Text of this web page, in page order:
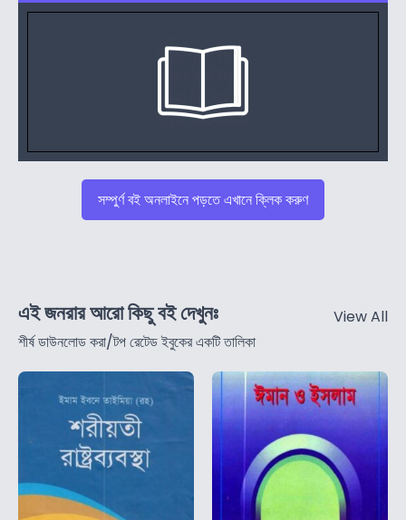
সম্পুর্ণ বই অনলাইনে পড়তে এখানে ক্লিক করুণ
এই জনরার আরো কিছু বই দেখুনঃ
শীর্ষ ডাউনলোড করা/টপ রেটেড ইবুকের একটি তালিকা
View All